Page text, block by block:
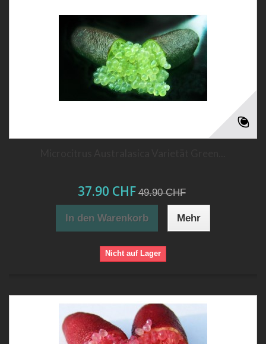
37.90 CHF 49.90 CHF
In den Warenkorb Mehr
Nicht auf Lager